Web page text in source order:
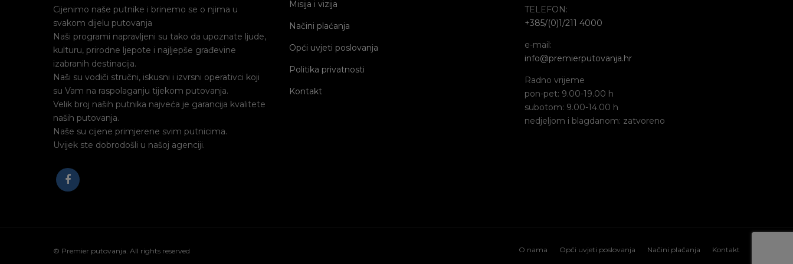
Cijenimo naše putnike i brinemo se o njima u
svakom dijelu putovanja
Naši programi napravljeni su tako da upoznate ljude,
kulturu, prirodne ljepote i najljepše građevine
izabranih destinacija.
Naši su vodiči stručni, iskusni i izvrsni operativci koji
su Vam na raspolaganju tijekom putovanja.
Velik broj naših putnika najveća je garancija kvalitete
naših putovanja.
Naše su cijene primjerene svim putnicima.
Uvijek ste dobrodošli u našoj agenciji.
Misija i vizija
Načini plaćanja
Opći uvjeti poslovanja
Politika privatnosti
Kontakt
TELEFON:
+385/(0)1/211 4000
e-mail:
info@premierputovanja.hr
Radno vrijeme
pon-pet: 9.00-19.00 h
subotom: 9.00-14.00 h
nedjeljom i blagdanom: zatvoreno
O nama Opći uvjeti poslovanja Načini plaćanja Kontakt
© Premier putovanja. All rights reserved